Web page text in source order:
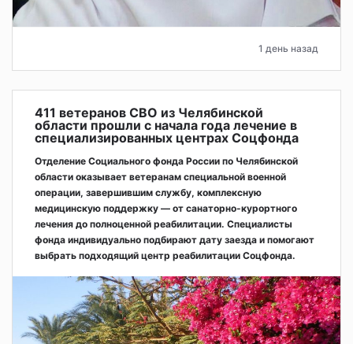
1 день назад
411 ветеранов СВО из Челябинской
области прошли с начала года лечение в
специализированных центрах Соцфонда
Отделение Социального фонда России по Челябинской
области оказывает ветеранам специальной военной
операции, завершившим службу, комплексную
медицинскую поддержку — от санаторно-курортного
лечения до полноценной реабилитации. Специалисты
фонда индивидуально подбирают дату заезда и помогают
выбрать подходящий центр реабилитации Соцфонда.